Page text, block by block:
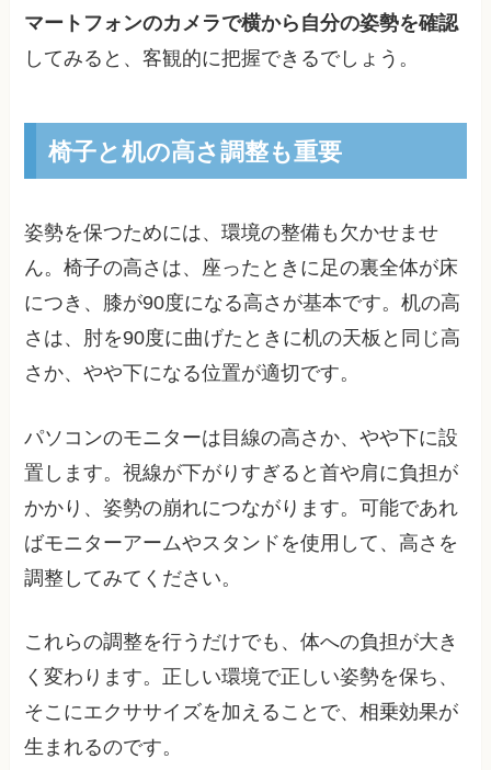
マートフォンのカメラで横から自分の姿勢を確認
してみると、客観的に把握できるでしょう。
椅子と机の高さ調整も重要
姿勢を保つためには、環境の整備も欠かせませ
ん。椅子の高さは、座ったときに足の裏全体が床
につき、膝が90度になる高さが基本です。机の高
さは、肘を90度に曲げたときに机の天板と同じ高
さか、やや下になる位置が適切です。
パソコンのモニターは目線の高さか、やや下に設
置します。視線が下がりすぎると首や肩に負担が
かかり、姿勢の崩れにつながります。可能であれ
ばモニターアームやスタンドを使用して、高さを
調整してみてください。
これらの調整を行うだけでも、体への負担が大き
く変わります。正しい環境で正しい姿勢を保ち、
そこにエクササイズを加えることで、相乗効果が
生まれるのです。